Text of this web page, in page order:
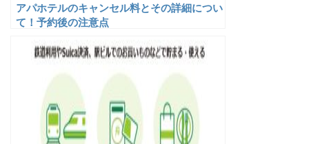
アパホテルのキャンセル料とその詳細につい
て！予約後の注意点